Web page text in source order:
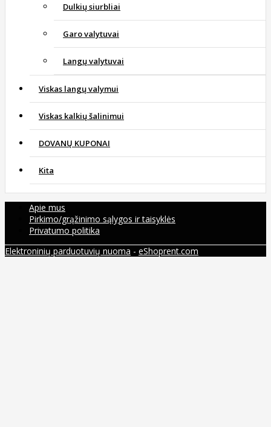
Dulkių siurbliai
Garo valytuvai
Langų valytuvai
Viskas langų valymui
Viskas kalkių šalinimui
DOVANŲ KUPONAI
Kita
Apie mus
Pirkimo/grąžinimo sąlygos ir taisyklės
Privatumo politika
Elektroninių parduotuvių nuoma - eShoprent.com